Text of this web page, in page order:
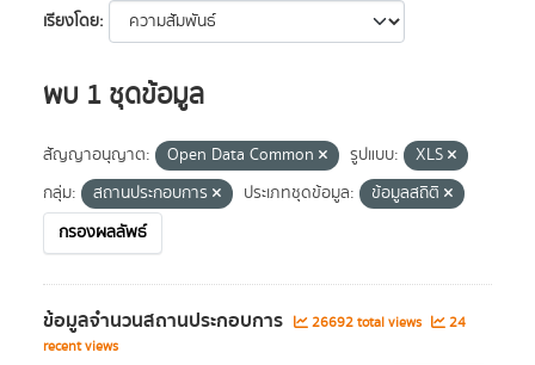
เรียงโดย
พบ 1 ชุดข้อมูล
สัญญาอนุญาต: Open Data Common รูปแบบ:
XLS
กลุ่ม:
สถานประกอบการ ประเภทชุดข้อมูล:
ข้อมูลสถิติ
กรองผลลัพธ์
ข้อมูลจำนวนสถานประกอบการ 26692 total views
24
recent views